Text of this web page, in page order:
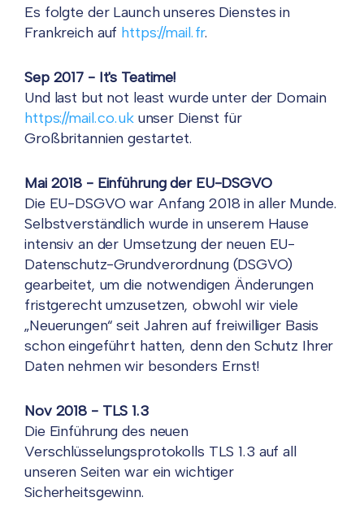
Es folgte der Launch unseres Dienstes in
Frankreich auf https://mail.fr.
Sep 2017 - It's Teatime!
Und last but not least wurde unter der Domain
https://mail.co.ukunser Dienst für
Großbritannien gestartet.
Mai 2018 - Einführung der EU-DSGVO
Die EU-DSGVO war Anfang 2018 in aller Munde.
Selbstverständlich wurde in unserem Hause
intensiv an der Umsetzung der neuen EU-
Datenschutz-Grundverordnung (DSGVO)
gearbeitet, um die notwendigen Änderungen
fristgerecht umzusetzen, obwohl wir viele
„Neuerungen“ seit Jahren auf freiwilliger Basis
schon eingeführt hatten, denn den Schutz Ihrer
Daten nehmen wir besonders Ernst!
Nov 2018 - TLS 1.3
Die Einführung des neuen
Verschlüsselungsprotokolls TLS 1.3 auf all
unseren Seiten war ein wichtiger
Sicherheitsgewinn.